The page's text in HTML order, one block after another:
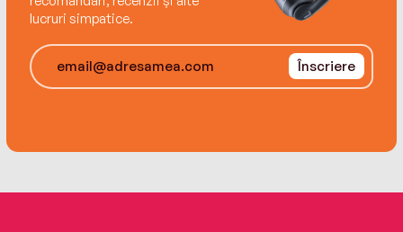
lucruri simpatice.
Înscriere